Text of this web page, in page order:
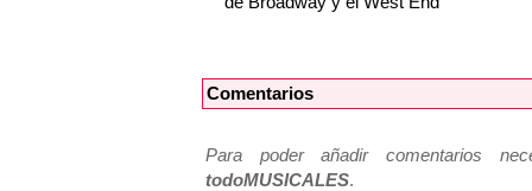
Comentarios
Para poder añadir comentarios
todoMUSICALES.